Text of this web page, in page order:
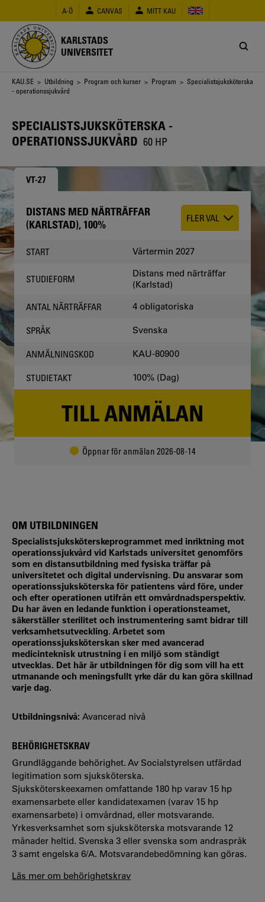
huvudinnehåll
A-Ö CANVAS MITT KAU
KARLSTADS
UNIVERSITET
Länkstig
KAU.SE > Utbildning > Program och kurser > Program > Specialistsjuksköterska
- operationssjukvård
SPECIALISTSJUKSKÖTERSKA -
OPERATIONSSJUKVÅRD 60 HP
VT-27
CHOOSE
OCCASION
DISTANS MED NÄRTRÄFFAR
(KARLSTAD), 100%
FLER VAL
START Vårtermin 2027
STUDIEFORM
Distans med närträffar
(Karlstad)
ANTAL NÄRTRÄFFAR 4 obligatoriska
SPRÅK Svenska
ANMÄLNINGSKOD KAU-80900
STUDIETAKT 100% (Dag)
TILL ANMÄLAN
Öppnar för anmälan 2026-08-14
OM UTBILDNINGEN
Specialistsjuksköterskeprogrammet med inriktning mot
operationssjukvård vid Karlstads universitet genomförs
som en distansutbildning med fysiska träffar på
universitetet och digital undervisning. Du ansvarar som
operationssjuksköterska för patientens vård före, under
och efter operationen utifrån ett omvårdnadsperspektiv.
Du har även en ledande funktion i operationsteamet,
säkerställer sterilitet och instrumentering samt bidrar till
verksamhetsutveckling. Arbetet som
operationssjuksköterskan sker med avancerad
medicinteknisk utrustning i en miljö som ständigt
utvecklas. Det här är utbildningen för dig som vill ha ett
utmanande och meningsfullt yrke där du kan göra skillnad
varje dag.
Utbildningsnivå: Avancerad nivå
BEHÖRIGHETSKRAV
Grundläggande behörighet. Av Socialstyrelsen utfärdad
legitimation som sjuksköterska.
Sjuksköterskeexamen omfattande 180 hp varav 15 hp
examensarbete eller kandidatexamen (varav 15 hp
examensarbete) i omvårdnad, eller motsvarande.
Yrkesverksamhet som sjuksköterska motsvarande 12
månader heltid. Svenska 3 eller svenska som andraspråk
3 samt engelska 6/A. Motsvarandebedömning kan göras.
Läs mer om behörighetskrav